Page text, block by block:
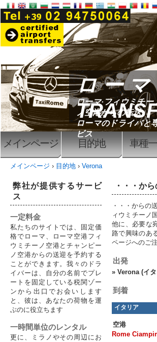
ロー
ローマ·フィウミチ
ノ空港からの転送
ローマのドライバと
ビス
メインページ 目的地 車種
メインページ › 目的地 › Verona
・・・か
・・・からの
ィウミチーノ
他に、必要な
路で興味のあ
ページへのご
出発
» Verona (イ
到着
イタリア
空港
Rome
弊社が提供するサービ
ス
一定料金
私たちのサイトでは、固定価
格でローマ、ローマ空港フィ
ウミチーノ空港とチャンピー
ノ空港からの送迎を予約する
ことができます。我々のドラ
イバーは、自分の名前でプレ
ートを固定している税関ゾー
ンから出口でお会いします
と、彼は、あなたの荷物を運
ぶのに役立ちます
一時間単位のレンタル
更に、ミラノやその周辺にお